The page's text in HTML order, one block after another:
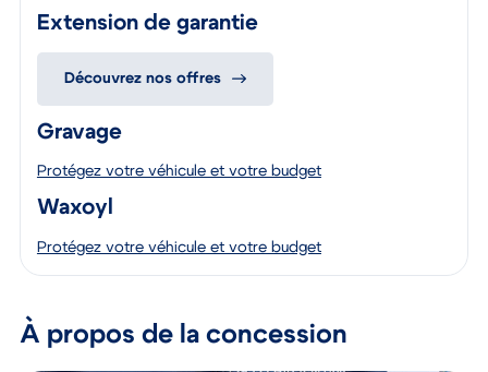
Extension de garantie
Découvrez nos offres
Gravage
Protégez votre véhicule et votre budget
Waxoyl
Protégez votre véhicule et votre budget
À propos de la concession